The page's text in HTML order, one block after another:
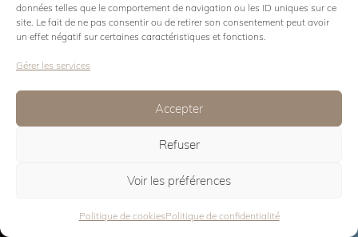
données telles que le comportement de navigation ou les ID uniques sur ce
site. Le fait de ne pas consentir ou de retirer son consentement peut avoir
un effet négatif sur certaines caractéristiques et fonctions.
Gérer les services
Accepter
Refuser
Voir les préférences
Politique de cookiesPolitique de confidentialité
FRAME